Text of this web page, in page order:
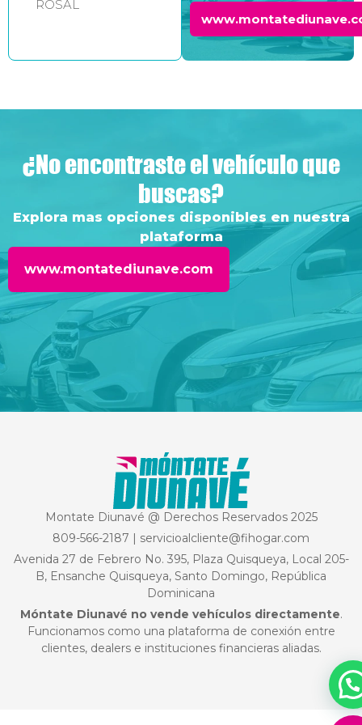
ROSAL
¿No encontraste el vehículo que
buscas?
Explora mas opciones disponibles en nuestra
plataforma
www.montatediunave.com
Montate Diunavé @ Derechos Reservados 2025
809-566-2187 | servicioalcliente@fihogar.com
Avenida 27 de Febrero No. 395, Plaza Quisqueya, Local 205-
B, Ensanche Quisqueya, Santo Domingo, República
Dominicana
Móntate Diunavé no vende vehículos directamente.
Funcionamos como una plataforma de conexión entre
clientes, dealers e instituciones financieras aliadas.